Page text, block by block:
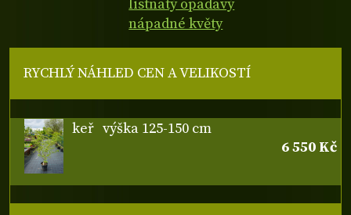
listnatý opadavý
nápadné květy
RYCHLÝ NÁHLED CEN A VELIKOSTÍ
keř výška 125-150 cm
6 550 Kč